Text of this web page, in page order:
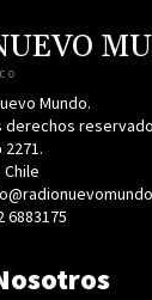
Mundo.
derechos
2271.
6883175